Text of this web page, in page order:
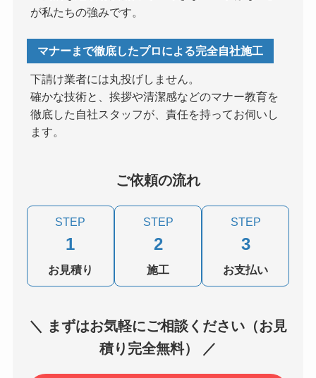
が私たちの強みです。
マナーまで徹底したプロによる完全自社施工
下請け業者には丸投げしません。
確かな技術と、挨拶や清潔感などのマナー教育を
徹底した自社スタッフが、責任を持ってお伺いし
ます。
ご依頼の流れ
STEP
1
お見積り
STEP
2
施工
STEP
3
お支払い
＼ まずはお気軽にご相談ください（お見
積り完全無料） ／